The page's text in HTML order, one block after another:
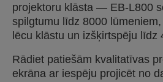
projektoru klāsta — EB-L800
spilgtumu līdz 8000
lēcu klāstu un izšķirtspēju līdz
Rādiet patiešām kvalitatīvas
ekrāna ar iespēju projicēt no